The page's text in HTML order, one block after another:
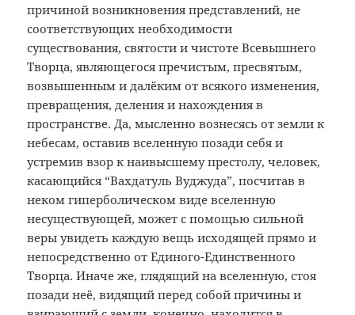
причиной возникновения представлений, не
соответствующих необходимости
существования, святости и чистоте Всевышнего
Творца, являющегося пречистым, пресвятым,
возвышенным и далёким от всякого изменения,
превращения, деления и нахождения в
пространстве. Да, мысленно вознесясь от земли к
небесам, оставив вселенную позади себя и
устремив взор к наивысшему престолу, человек,
касающийся “Вахдатуль Вуджуда”, посчитав в
неком гиперболическом виде вселенную
несуществующей, может с помощью сильной
веры увидеть каждую вещь исходящей прямо и
непосредственно от Единого-Единственного
Творца. Иначе же, глядящий на вселенную, стоя
позади неё, видящий перед собой причины и